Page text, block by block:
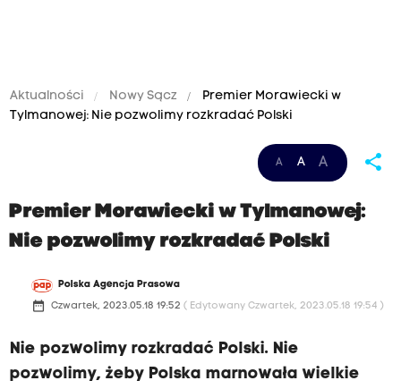
Aktualności Nowy Sącz
Premier Morawiecki w
Tylmanowej: Nie pozwolimy rozkradać Polski
A A A share
Premier Morawiecki w Tylmanowej:
Nie pozwolimy rozkradać Polski
Polska Agencja Prasowa
date_range Czwartek, 2023.05.18 19:52 ( Edytowany Czwartek, 2023.05.18 19:54 )
Nie pozwolimy rozkradać Polski. Nie
pozwolimy, żeby Polska marnowała wielkie